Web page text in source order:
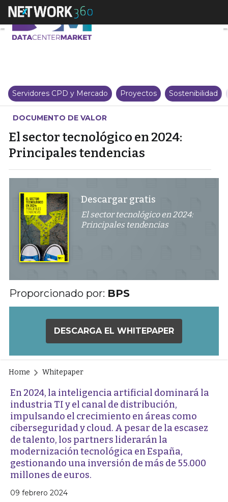
El sector tecnológico en 2024:
Servidores CPD y Mercado Proyectos Sostenibilidad
DOCUMENTO DE VALOR
El sector tecnológico en 2024:
Principales tendencias
Descargar gratis
El sector tecnológico en 2024:
Principales tendencias
Proporcionado por: BPS
DESCARGA EL WHITEPAPER
Home Whitepaper
En 2024, la inteligencia artificial dominará la
industria TI y el canal de distribución,
impulsando el crecimiento en áreas como
ciberseguridad y cloud. A pesar de la escasez
de talento, los partners liderarán la
modernización tecnológica en España,
gestionando una inversión de más de 55.000
millones de euros.
09 febrero 2024